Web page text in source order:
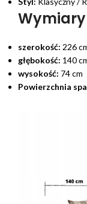
szerokość: 226
głębokość: 140
wysokość: 74 cm
Powierzchnia